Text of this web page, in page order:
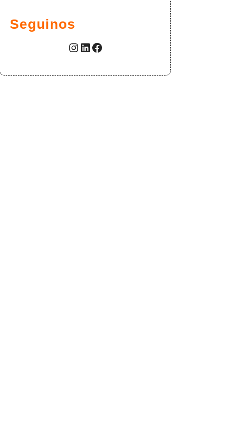
Seguinos
Instagram LinkedIn Facebook